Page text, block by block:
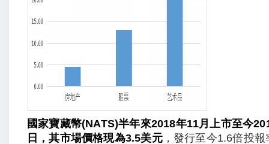
國家寶藏幣(NATS)半年來2018年11月上市至今
日，其市場價格現為3.5美元，發行至今1.6倍投報